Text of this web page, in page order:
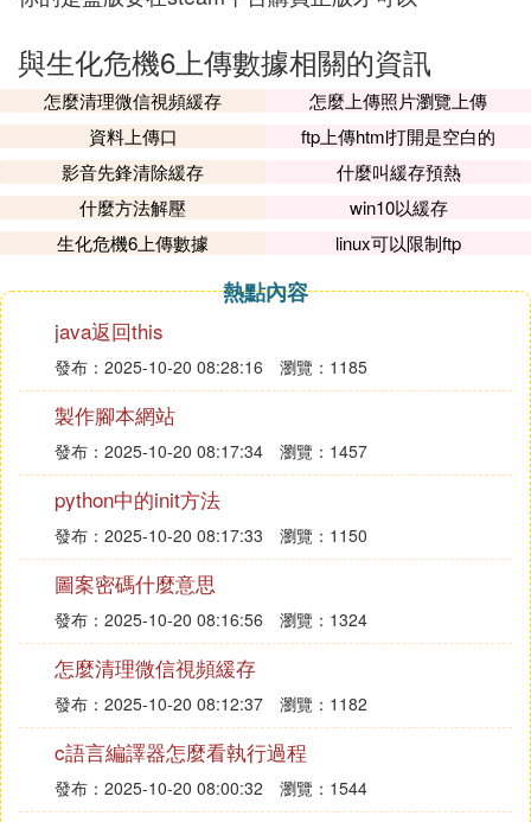
與生化危機6上傳數據相關的資訊
怎麼清理微信視頻緩存
怎麼上傳照片瀏覽上傳
資料上傳口
ftp上傳html打開是空白的
影音先鋒清除緩存
什麼叫緩存預熱
什麼方法解壓
win10以緩存
生化危機6上傳數據
linux可以限制ftp
熱點內容
java返回this
發布：2025-10-20 08:28:16 瀏覽：1185
製作腳本網站
發布：2025-10-20 08:17:34 瀏覽：1457
python中的init方法
發布：2025-10-20 08:17:33 瀏覽：1150
圖案密碼什麼意思
發布：2025-10-20 08:16:56 瀏覽：1324
怎麼清理微信視頻緩存
發布：2025-10-20 08:12:37 瀏覽：1182
c語言編譯器怎麼看執行過程
發布：2025-10-20 08:00:32 瀏覽：1544